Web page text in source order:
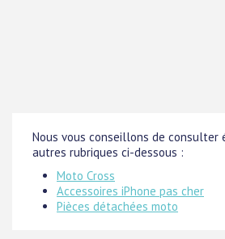
Nous vous conseillons de consulter
autres rubriques ci-dessous :
Moto Cross
Accessoires iPhone pas cher
Pièces détachées moto